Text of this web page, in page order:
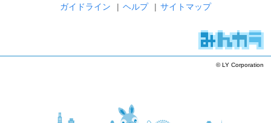
ガイドライン
| ヘルプ | サイトマップ
© LY Corporation